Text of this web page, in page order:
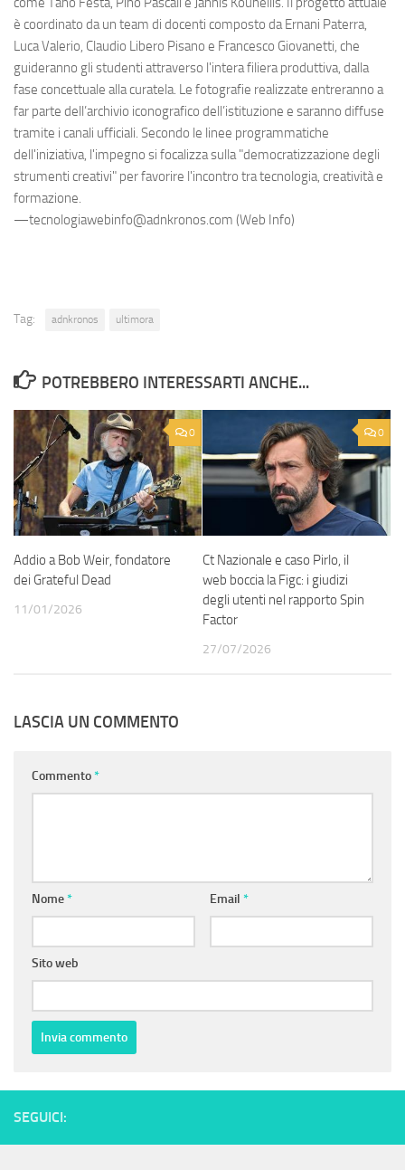
è coordinato da un team di docenti composto da Ernani Paterra,
Luca Valerio, Claudio Libero Pisano e Francesco Giovanetti, che
guideranno gli studenti attraverso l'intera filiera produttiva, dalla
fase concettuale alla curatela. Le fotografie realizzate entreranno a
far parte dell’archivio iconografico dell’istituzione e saranno diffuse
tramite i canali ufficiali. Secondo le linee programmatiche
dell'iniziativa, l'impegno si focalizza sulla "democratizzazione degli
strumenti creativi" per favorire l'incontro tra tecnologia, creatività e
formazione.
—tecnologiawebinfo@adnkronos.com (Web Info)
Tag: adnkronos ultimora
POTREBBERO INTERESSARTI ANCHE...
0
Addio a Bob Weir, fondatore
dei Grateful Dead
11/01/2026
0
Ct Nazionale e caso Pirlo, il
web boccia la Figc: i giudizi
degli utenti nel rapporto Spin
Factor
27/07/2026
LASCIA UN COMMENTO
Commento*
Nome* Email *
Sito web
SEGUICI: